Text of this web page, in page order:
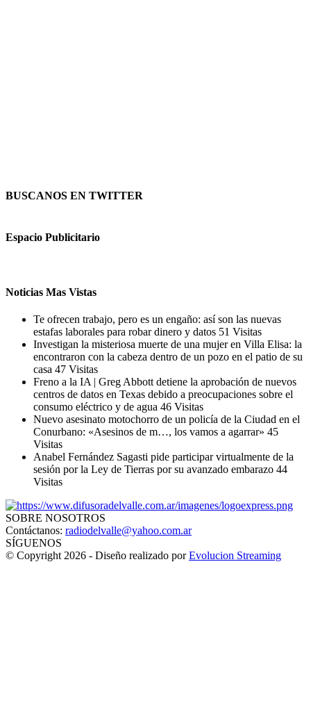
BUSCANOS EN TWITTER
Espacio Publicitario
Noticias Mas Vistas
Te ofrecen trabajo, pero es un engaño: así son las nuevas
estafas laborales para robar dinero y datos 51 Visitas
Investigan la misteriosa muerte de una mujer en Villa Elisa: la
encontraron con la cabeza dentro de un pozo en el patio de su
casa 47 Visitas
Freno a la IA | Greg Abbott detiene la aprobación de nuevos
centros de datos en Texas debido a preocupaciones sobre el
consumo eléctrico y de agua 46 Visitas
Nuevo asesinato motochorro de un policía de la Ciudad en el
Conurbano: «Asesinos de m…, los vamos a agarrar» 45
Visitas
Anabel Fernández Sagasti pide participar virtualmente de la
sesión por la Ley de Tierras por su avanzado embarazo 44
Visitas
SOBRE NOSOTROS
Contáctanos: radiodelvalle@yahoo.com.ar
SÍGUENOS
© Copyright 2026 - Diseño realizado porEvolucion Streaming